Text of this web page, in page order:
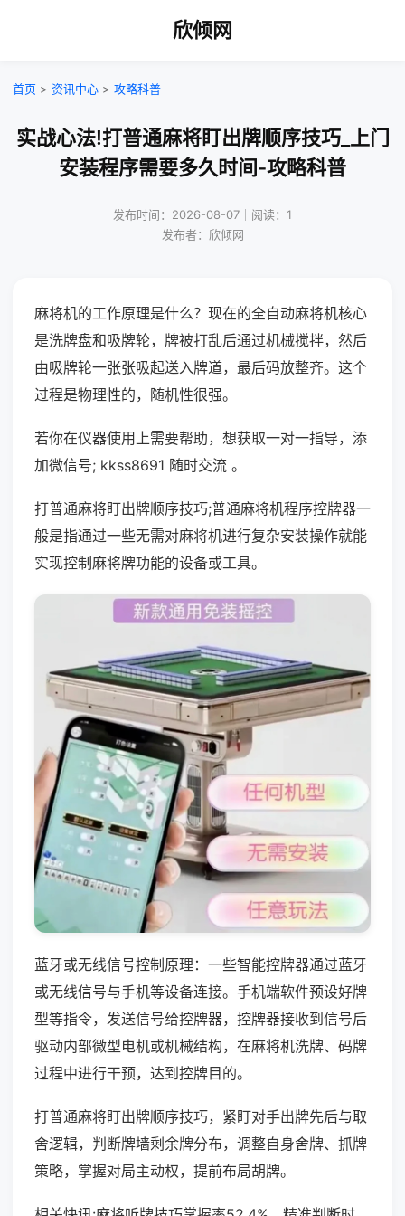
欣倾网
首页 > 资讯中心 > 攻略科普
实战心法!打普通麻将盯出牌顺序技巧_上门
安装程序需要多久时间-攻略科普
发布时间：2026-08-07｜阅读：1
发布者：欣倾网
麻将机的工作原理是什么？现在的全自动麻将机核心
是洗牌盘和吸牌轮，牌被打乱后通过机械搅拌，然后
由吸牌轮一张张吸起送入牌道，最后码放整齐。这个
过程是物理性的，随机性很强。
若你在仪器使用上需要帮助，想获取一对一指导，添
加微信号; kkss8691 随时交流 。
打普通麻将盯出牌顺序技巧;普通麻将机程序控牌器一
般是指通过一些无需对麻将机进行复杂安装操作就能
实现控制麻将牌功能的设备或工具。
蓝牙或无线信号控制原理：一些智能控牌器通过蓝牙
或无线信号与手机等设备连接。手机端软件预设好牌
型等指令，发送信号给控牌器，控牌器接收到信号后
驱动内部微型电机或机械结构，在麻将机洗牌、码牌
过程中进行干预，达到控牌目的。
打普通麻将盯出牌顺序技巧，紧盯对手出牌先后与取
舍逻辑，判断牌墙剩余牌分布，调整自身舍牌、抓牌
策略，掌握对局主动权，提前布局胡牌。